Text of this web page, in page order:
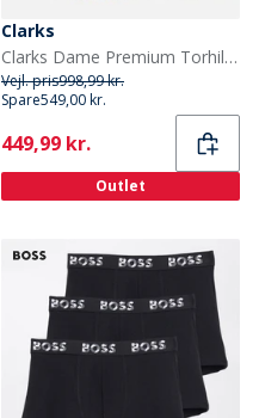
Clarks
Clarks Dame Premium Torhill Bee Sko Ecru Suede
Vejl. pris998,99 kr.
Spare549,00 kr.
Current
449,99 kr.
Outlet